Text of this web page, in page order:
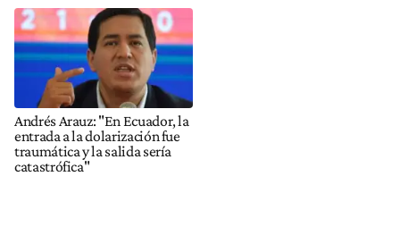
Andrés Arauz: "En Ecuador, la
entrada a la dolarización fue
traumática y la salida sería
catastrófica"